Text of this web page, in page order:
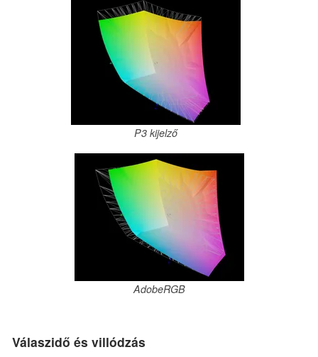
P3 kijelző
AdobeRGB
Válaszidő és villódzás